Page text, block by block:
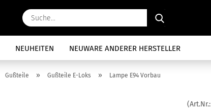
NEUHEITEN NEUWARE ANDERER HERSTELLER
Gußteile » Gußteile E-Loks » Lampe E94 Vorbau
(Art.Nr.: